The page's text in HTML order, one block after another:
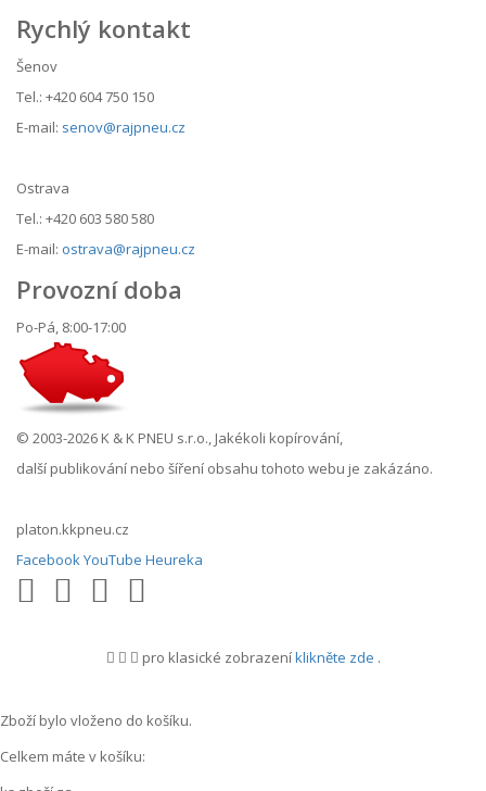
Rychlý kontakt
Šenov
Tel.: +420 604 750 150
E-mail: senov@rajpneu.cz
Ostrava
Tel.: +420 603 580 580
E-mail: ostrava@rajpneu.cz
Provozní doba
Po-Pá, 8:00-17:00
© 2003-2026 K & K PNEU s.r.o., Jakékoli kopírování,
další publikování nebo šíření obsahu tohoto webu je zakázáno.
platon.kkpneu.cz
FacebookYouTube Heureka
pro klasické zobrazeníklikněte zde .
Zboží bylo vloženo do košíku.
Celkem máte v košíku: